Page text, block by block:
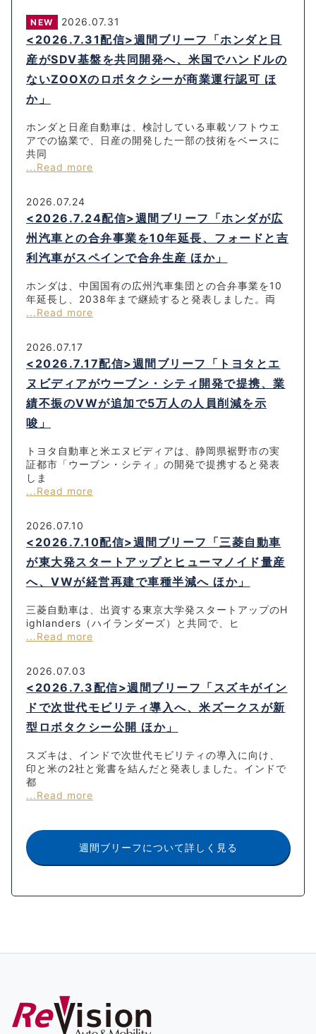
NEW 2026.07.31
<2026.7.31配信>週間ブリーフ「ホンダと日
産がSDV基盤を共同開発へ、米国でハンドルの
ないZOOXのロボタクシーが商業運行認可 ほ
か」
ホンダと日産自動車は、検討している車載ソフトウエ
アでの協業で、日産の開発した一部の技術をベースに
共同
...Read more
2026.07.24
<2026.7.24配信>週間ブリーフ「ホンダが広
州汽車との合弁事業を10年延長、フォードと吉
利汽車がスペインで合弁生産 ほか」
ホンダは、中国国有の広州汽車集団との合弁事業を10
年延長し、2038年まで継続すると発表しました。両
...Read more
2026.07.17
<2026.7.17配信>週間ブリーフ「トヨタとエ
ヌビディアがウーブン・シティ開発で提携、業
績不振のVWが追加で5万人の人員削減を示
唆」
トヨタ自動車と米エヌビディアは、静岡県裾野市の実
証都市「ウーブン・シティ」の開発で提携すると発表
しま
...Read more
2026.07.10
<2026.7.10配信>週間ブリーフ「三菱自動車
が東大発スタートアップとヒューマノイド量産
へ、VWが経営再建で車種半減へ ほか」
三菱自動車は、出資する東京大学発スタートアップのH
ighlanders（ハイランダーズ）と共同で、ヒ
...Read more
2026.07.03
<2026.7.3配信>週間ブリーフ「スズキがイン
ドで次世代モビリティ導入へ、米ズークスが新
型ロボタクシー公開 ほか」
スズキは、インドで次世代モビリティの導入に向け、
印と米の2社と覚書を結んだと発表しました。インドで
都
...Read more
週間ブリーフについて詳しく見る